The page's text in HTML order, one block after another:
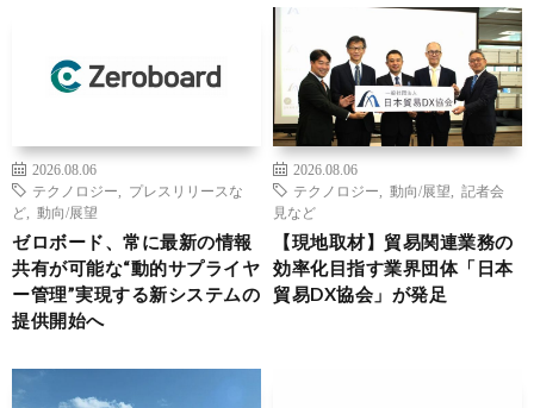
2026.08.06
テクノロジー
プレスリリースな
ど
動向/展望
ゼロボード、常に最新の情報
共有が可能な“動的サプライヤ
ー管理”実現する新システムの
提供開始へ
2026.08.06
テクノロジー
動向/展望
記者会
見など
【現地取材】貿易関連業務の
効率化目指す業界団体「日本
貿易DX協会」が発足